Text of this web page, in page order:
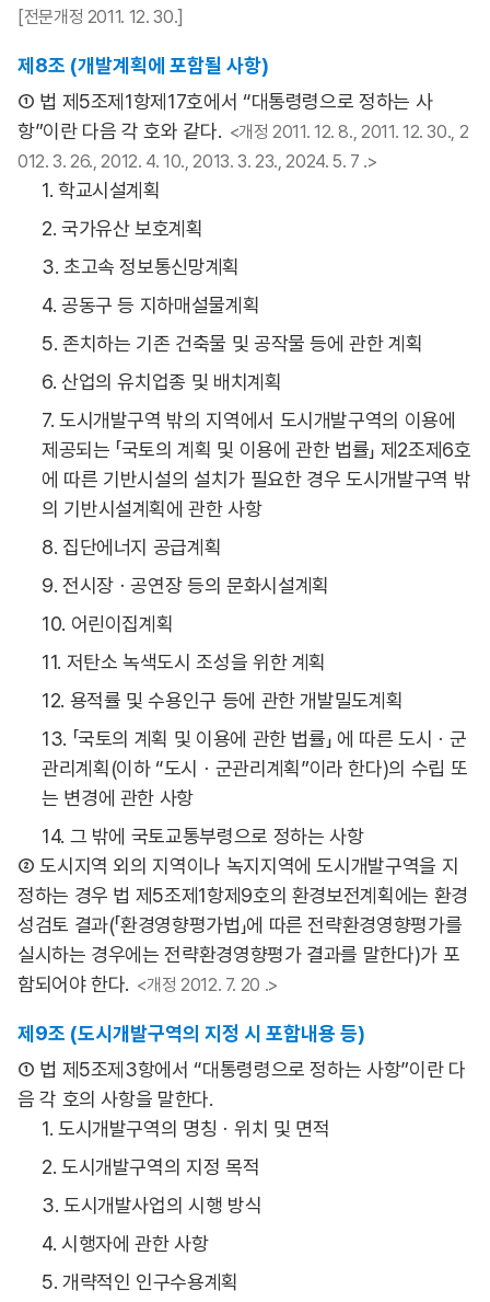
[전문개정 2011. 12. 30.]
제8조 (개발계획에 포함될 사항)
① 법 제5조제1항제17호에서 “대통령령으로 정하는 사
항”이란 다음 각 호와 같다. <개정 2011. 12. 8., 2011. 12. 30., 2
012. 3. 26., 2012. 4. 10., 2013. 3. 23., 2024. 5. 7 .>
1. 학교시설계획
2. 국가유산 보호계획
3. 초고속 정보통신망계획
4. 공동구 등 지하매설물계획
5. 존치하는 기존 건축물 및 공작물 등에 관한 계획
6. 산업의 유치업종 및 배치계획
7. 도시개발구역 밖의 지역에서 도시개발구역의 이용에
제공되는 「국토의 계획 및 이용에 관한 법률」 제2조제6호
에 따른 기반시설의 설치가 필요한 경우 도시개발구역 밖
의 기반시설계획에 관한 사항
8. 집단에너지 공급계획
9. 전시장ㆍ공연장 등의 문화시설계획
10. 어린이집계획
11. 저탄소 녹색도시 조성을 위한 계획
12. 용적률 및 수용인구 등에 관한 개발밀도계획
13. 「국토의 계획 및 이용에 관한 법률」 에 따른 도시ㆍ군
관리계획(이하 “도시ㆍ군관리계획”이라 한다)의 수립 또
는 변경에 관한 사항
14. 그 밖에 국토교통부령으로 정하는 사항
② 도시지역 외의 지역이나 녹지지역에 도시개발구역을 지
정하는 경우 법 제5조제1항제9호의 환경보전계획에는 환경
성검토 결과(「환경영향평가법」에 따른 전략환경영향평가를
실시하는 경우에는 전략환경영향평가 결과를 말한다)가 포
함되어야 한다. <개정 2012. 7. 20 .>
제9조 (도시개발구역의 지정 시 포함내용 등)
① 법 제5조제3항에서 “대통령령으로 정하는 사항”이란 다
음 각 호의 사항을 말한다.
1. 도시개발구역의 명칭ㆍ위치 및 면적
2. 도시개발구역의 지정 목적
3. 도시개발사업의 시행 방식
4. 시행자에 관한 사항
5. 개략적인 인구수용계획